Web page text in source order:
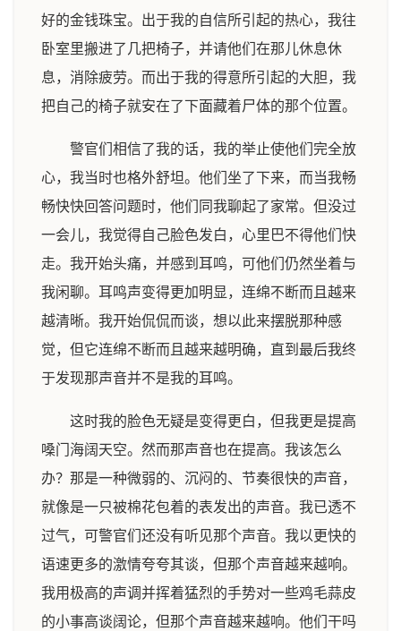
好的金钱珠宝。出于我的自信所引起的热心，我往
卧室里搬进了几把椅子，并请他们在那儿休息休
息，消除疲劳。而出于我的得意所引起的大胆，我
把自己的椅子就安在了下面藏着尸体的那个位置。
警官们相信了我的话，我的举止使他们完全放
心，我当时也格外舒坦。他们坐了下来，而当我畅
畅快快回答问题时，他们同我聊起了家常。但没过
一会儿，我觉得自己脸色发白，心里巴不得他们快
走。我开始头痛，并感到耳鸣，可他们仍然坐着与
我闲聊。耳鸣声变得更加明显，连绵不断而且越来
越清晰。我开始侃侃而谈，想以此来摆脱那种感
觉，但它连绵不断而且越来越明确，直到最后我终
于发现那声音并不是我的耳鸣。
这时我的脸色无疑是变得更白，但我更是提高
嗓门海阔天空。然而那声音也在提高。我该怎么
办？那是一种微弱的、沉闷的、节奏很快的声音，
就像是一只被棉花包着的表发出的声音。我已透不
过气，可警官们还没有听见那个声音。我以更快的
语速更多的激情夸夸其谈，但那个声音越来越响。
我用极高的声调并挥着猛烈的手势对一些鸡毛蒜皮
的小事高谈阔论，但那个声音越来越响。他们干吗